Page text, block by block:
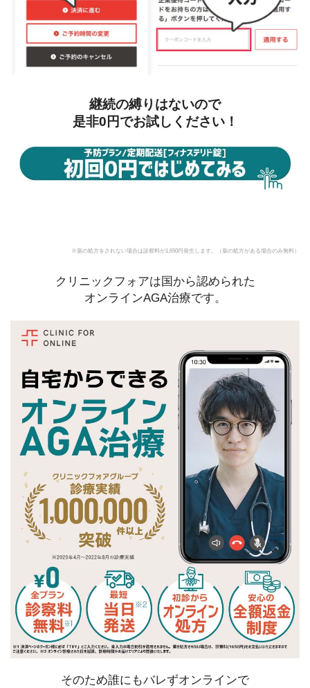
継続の縛りはないので
是非0円でお試しください！
※薬の処方をされない場合は診察料が1,650円発生します。（薬の処方がある場合のみ無料）
クリニックフォアは国から認められた
オンラインAGA治療です。
そのため誰にもバレずオンラインで